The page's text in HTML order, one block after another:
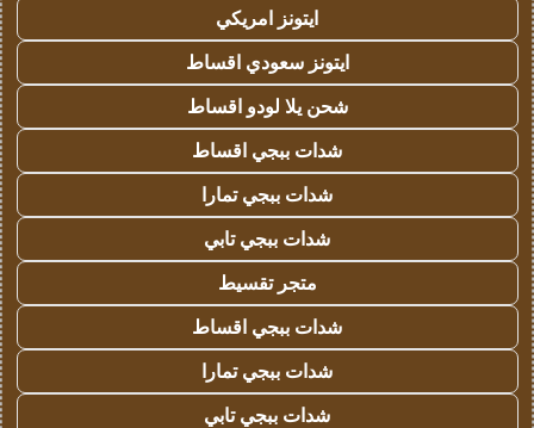
ايتونز امريكي
ايتونز سعودي اقساط
شحن يلا لودو اقساط
شدات ببجي اقساط
شدات ببجي تمارا
شدات ببجي تابي
متجر تقسيط
شدات ببجي اقساط
شدات ببجي تمارا
شدات ببجي تابي